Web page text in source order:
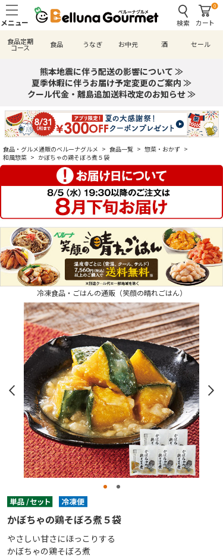
検索
0
カート
食品定期
コース 食品 うなぎ お中元 酒 セール
熊本地震に伴う配送の影響について ≫
夏季休暇に伴うお届け予定変更のご案内 ≫
クール代金・離島追加送料改定のお知らせ ≫
食品・グルメ通販のベルーナグルメ > 食品一覧 > 惣菜・おかず >
和風惣菜 > かぼちゃの鶏そぼろ煮５袋
冷凍食品・ごはんの通販（笑顔の晴れごはん）
かぼちゃの鶏そぼろ煮５袋
やさしい甘さにほっこりする
かぼちゃの鶏そぼろ煮